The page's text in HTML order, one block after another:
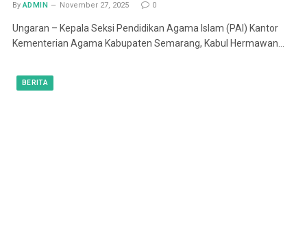
By ADMIN November 27, 2025 0
Ungaran – Kepala Seksi Pendidikan Agama Islam (PAI) Kantor
Kementerian Agama Kabupaten Semarang, Kabul Hermawan…
BERITA